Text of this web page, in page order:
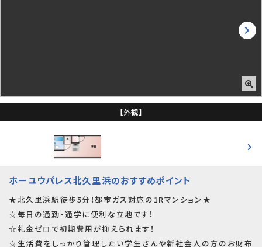
【外観】
ホーユウパレス北久里浜のおすすめポイント
★北久里浜駅徒歩5分！都市ガス対応の1Rマンション★
☆毎日の通勤・通学に便利な立地です！
☆礼金ゼロで初期費用が抑えられます！
☆生活費をしっかり管理したい学生さんや新社会人の方のお財布